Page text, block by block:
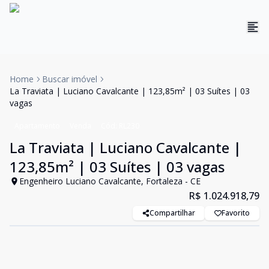
Home
Buscar imóvel
La Traviata | Luciano Cavalcante | 123,85m² | 03 Suítes | 03
vagas
La Traviata | Luciano Cavalcante |
123,85m² | 03 Suítes | 03 vagas
Engenheiro Luciano Cavalcante, Fortaleza - CE
R$ 1.024.918,79
Compartilhar Favorito